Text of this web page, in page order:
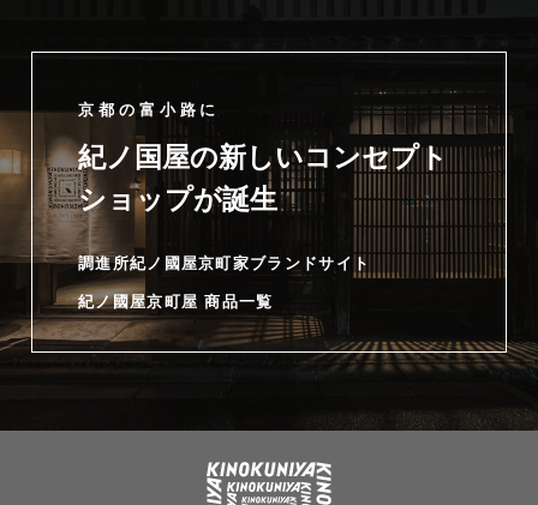
京都の富小路に
紀ノ国屋の新しいコンセプト
ショップが誕生
調進所紀ノ國屋京町家ブランドサイト
紀ノ國屋京町屋 商品一覧